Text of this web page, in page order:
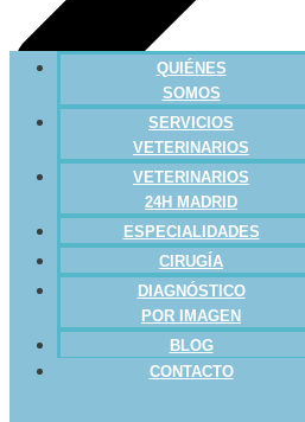
QUIÉNES
SOMOS
SERVICIOS
VETERINARIOS
VETERINARIOS
24H MADRID
ESPECIALIDADES
CIRUGÍA
DIAGNÓSTICO
POR IMAGEN
BLOG
CONTACTO